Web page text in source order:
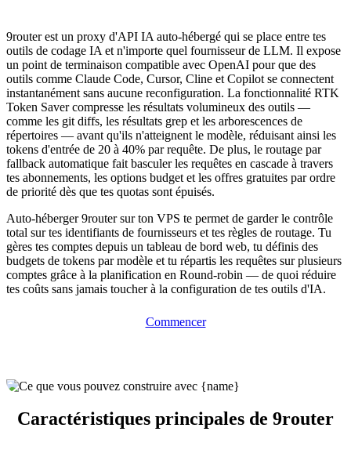
9router est un proxy d'API IA auto-hébergé qui se place entre tes
outils de codage IA et n'importe quel fournisseur de LLM. Il expose
un point de terminaison compatible avec OpenAI pour que des
outils comme Claude Code, Cursor, Cline et Copilot se connectent
instantanément sans aucune reconfiguration. La fonctionnalité RTK
Token Saver compresse les résultats volumineux des outils —
comme les git diffs, les résultats grep et les arborescences de
répertoires — avant qu'ils n'atteignent le modèle, réduisant ainsi les
tokens d'entrée de 20 à 40% par requête. De plus, le routage par
fallback automatique fait basculer les requêtes en cascade à travers
tes abonnements, les options budget et les offres gratuites par ordre
de priorité dès que tes quotas sont épuisés.
Auto-héberger 9router sur ton VPS te permet de garder le contrôle
total sur tes identifiants de fournisseurs et tes règles de routage. Tu
gères tes comptes depuis un tableau de bord web, tu définis des
budgets de tokens par modèle et tu répartis les requêtes sur plusieurs
comptes grâce à la planification en Round-robin — de quoi réduire
tes coûts sans jamais toucher à la configuration de tes outils d'IA.
Commencer
Caractéristiques principales de 9router